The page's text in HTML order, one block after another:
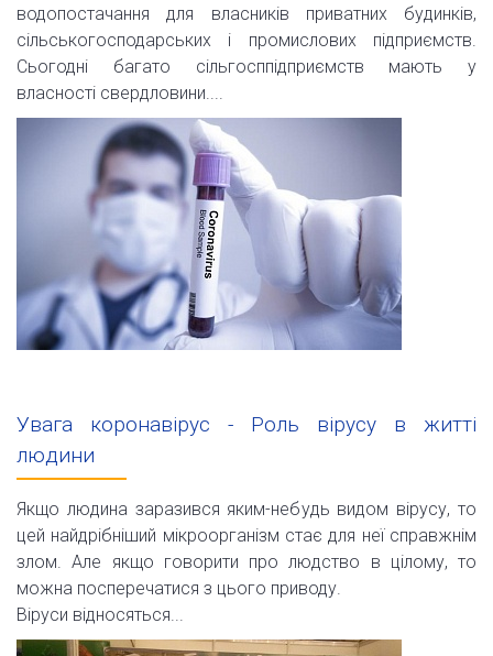
водопостачання для власників приватних будинків,
сільськогосподарських і промислових підприємств.
Сьогодні багато сільгосппідприємств мають у
власності свердловини....
Увага коронавірус - Роль вірусу в житті
людини
Якщо людина заразився яким-небудь видом вірусу, то
цей найдрібніший мікроорганізм стає для неї справжнім
злом. Але якщо говорити про людство в цілому, то
можна посперечатися з цього приводу.
Віруси відносяться...